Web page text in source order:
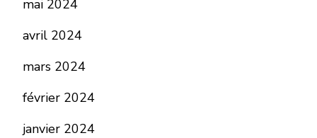
mai 2024
avril 2024
mars 2024
février 2024
janvier 2024